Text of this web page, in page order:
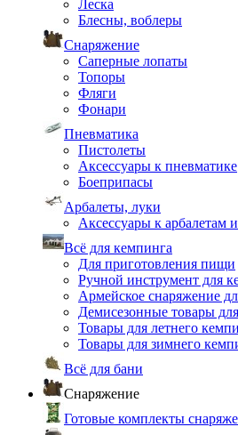
Леска
Блесны, воблеры
Снаряжение
Саперные лопаты
Топоры
Фляги
Фонари
Пневматика
Пистолеты
Аксессуары к пневматике
Боеприпасы
Арбалеты, луки
Аксессуары к арбалетам
Всё для кемпинга
Для приготовления пищи
Ручной инструмент для
Армейское снаряжение
Демисезонные товары
Товары для летнего
Товары для зимнего
Всё для бани
Снаряжение
Готовые комплекты